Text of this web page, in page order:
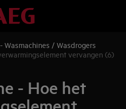
Wasmachines / Wasdrogers
vervangen (6)
- Hoe het